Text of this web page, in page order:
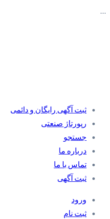
…
ثبت آگهی رایگان و دائمی
رپورتاژ صنعتی
جستجو
درباره ما
تماس با ما
ثبت آگهی
ورود
ثبت نام